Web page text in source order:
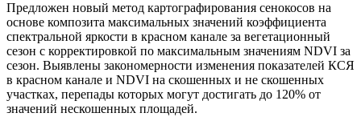
Предложен новый метод картографирования сенокосов на
основе композита максимальных значений коэффициента
спектральной яркости в красном канале за вегетационный
сезон с корректировкой по максимальным значениям NDVI за
сезон. Выявлены закономерности изменения показателей КСЯ
в красном канале и NDVI на скошенных и не скошенных
участках, перепады которых могут достигать до 120% от
значений нескошенных площадей.